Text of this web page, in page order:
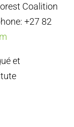
Coalition
+27 82
et